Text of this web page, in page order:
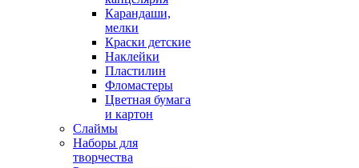
Карандаши,
мелки
Краски детские
Наклейки
Пластилин
Фломастеры
Цветная бумага
и картон
Слаймы
Наборы для
творчества